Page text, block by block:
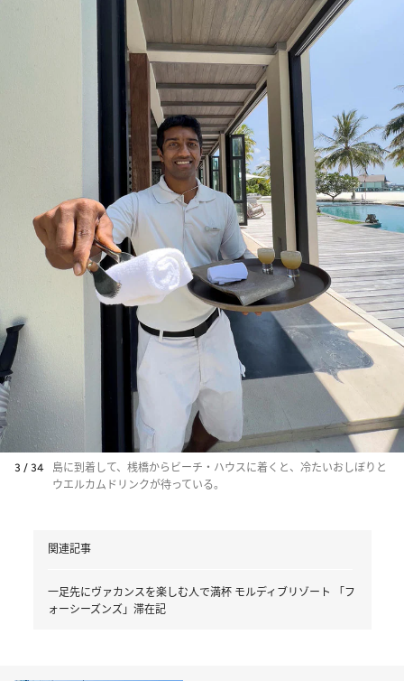
3 / 34
島に到着して、桟橋からビーチ・ハウスに着くと、冷たいおしぼりと
ウエルカムドリンクが待っている。
関連記事
一足先にヴァカンスを楽しむ人で満杯 モルディブリゾート 「フ
ォーシーズンズ」滞在記